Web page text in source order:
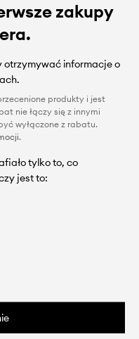
zakupy
otrzymywać informacje o
produkty i jest
nie łączy się z innymi
wyłączone z rabatu.
.
tylko to, co
jest to: